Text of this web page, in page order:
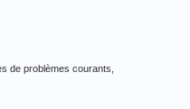
de problèmes courants,